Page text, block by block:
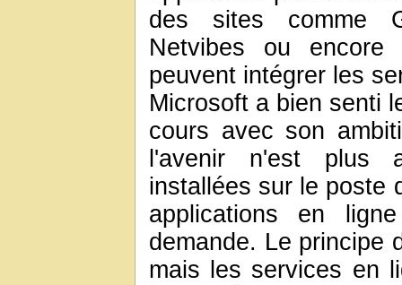
des sites comme
Netvibes ou encore
peuvent intégrer les
Microsoft a bien senti
cours avec son
l'avenir n'est plus
installées sur le poste
applications en
demande. Le principe
mais les services en